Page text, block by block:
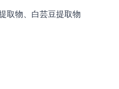
取物、白芸豆提取物